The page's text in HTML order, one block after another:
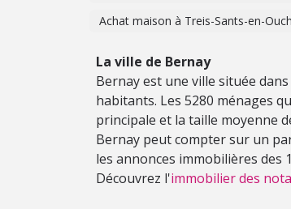
Achat maison à Treis-Sants-en-
La ville de Bernay
Bernay est une ville située
habitants. Les 5280 ménages
principale et la taille moyenne
Bernay peut compter sur un
les annonces immobilières des
Découvrez l'immobilier des